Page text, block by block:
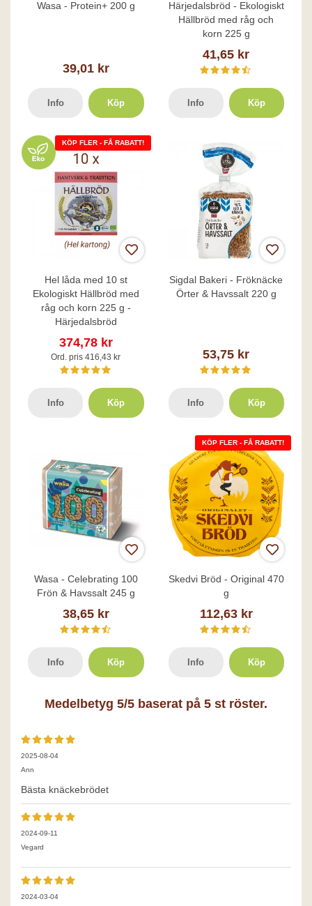
Wasa - Protein+ 200 g
39,01 kr
Info Köp
Härjedalsbröd - Ekologiskt
Hällbröd med råg och
korn 225 g
41,65 kr
Info Köp
KÖP FLER - FÅ RABATT!
Hel låda med 10 st
Ekologiskt Hällbröd med
råg och korn 225 g -
Härjedalsbröd
374,78 kr
Ord. pris 416,43 kr
Info Köp
Sigdal Bakeri - Fröknäcke
Örter & Havssalt 220 g
53,75 kr
Info Köp
Wasa - Celebrating 100
Frön & Havssalt 245 g
38,65 kr
Info Köp
KÖP FLER - FÅ RABATT!
Skedvi Bröd - Original 470
g
112,63 kr
Info Köp
Medelbetyg 5/5 baserat på 5 st röster.
2025-08-04
Ann
Bästa knäckebrödet
2024-09-11
Vegard
2024-03-04